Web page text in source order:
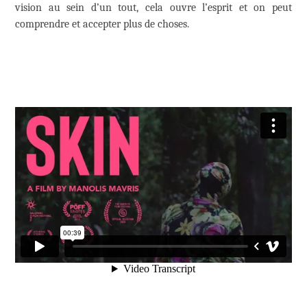
vision au sein d’un tout, cela ouvre l’esprit et on peut
comprendre et accepter plus de choses.